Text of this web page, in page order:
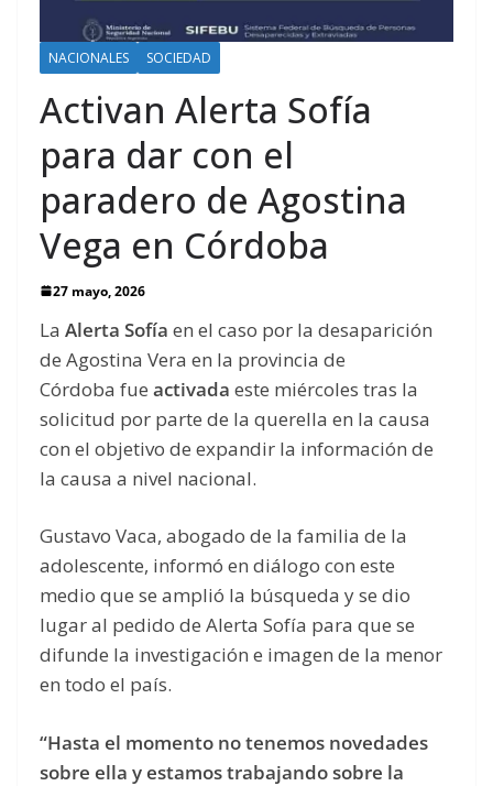
NACIONALES SOCIEDAD
Activan Alerta Sofía
para dar con el
paradero de Agostina
Vega en Córdoba
27 mayo, 2026
La Alerta Sofía en el caso por la desaparición
de Agostina Vera en la provincia de
Córdoba fue activada este miércoles tras la
solicitud por parte de la querella en la causa
con el objetivo de expandir la información de
la causa a nivel nacional.
Gustavo Vaca, abogado de la familia de la
adolescente, informó en diálogo con este
medio que se amplió la búsqueda y se dio
lugar al pedido de Alerta Sofía para que se
difunde la investigación e imagen de la menor
en todo el país.
“Hasta el momento no tenemos novedades
sobre ella y estamos trabajando sobre la